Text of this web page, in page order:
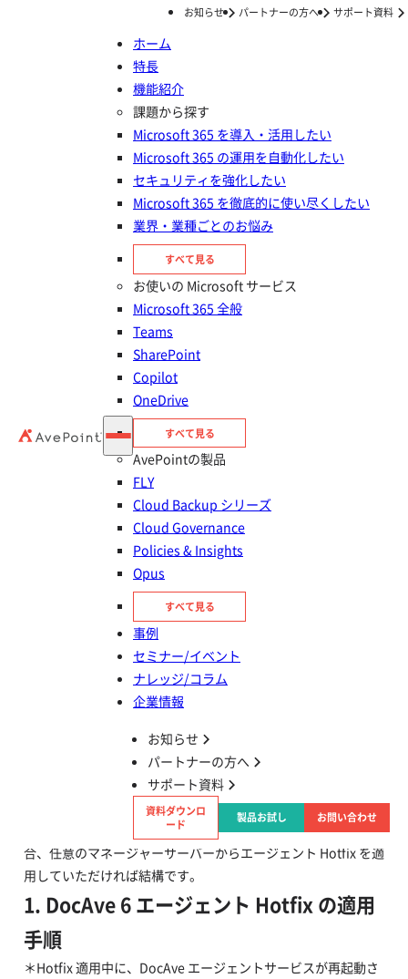
お知らせ パートナーの方へ サポート資料
ホーム
特長
機能紹介
課題から探す
Microsoft 365 を導入・活用したい
Microsoft 365 の運用を自動化したい
セキュリティを強化したい
Microsoft 365 を徹底的に使い尽くしたい
業界・業種ごとのお悩み
すべて見る
お使いの Microsoft サービス
Microsoft 365 全般
Teams
SharePoint
Copilot
OneDrive
すべて見る
AvePointの製品
FLY
Cloud Backup シリーズ
Cloud Governance
Policies & Insights
Opus
すべて見る
事例
セミナー/イベント
ナレッジ/コラム
企業情報
お知らせ
パートナーの方へ
サポート資料
資料ダウンロ
ード
製品お試し お問い合わせ
ナレッジ/コラム
Agent Hotfix 適用とロールバッ
ク手順_Version6
2025年05月23日
1. DocAve 6 エージェント Hotfix の適用手順
2. DocAve 6 エージェント Hotfix のロールバッ
ク手順
ルバックすることが出来ます。
・DocAve 6 エージェント Hotfix の適用手順
・DocAve 6 エージェント Hotfix のロールバック手順
環境内に複数の DocAve コントロールサービスが存在する場
合、任意のマネージャーサーバーからエージェント Hotfix を適
用していただければ結構です。
1. DocAve 6 エージェント Hotfix の適用
手順
＊Hotfix 適用中に、DocAve エージェントサービスが再起動さ